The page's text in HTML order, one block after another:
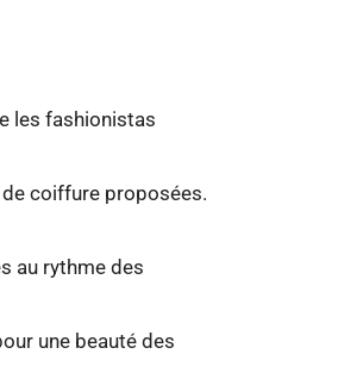
les fashionistas
coiffure proposées.
au rythme des
une beauté des